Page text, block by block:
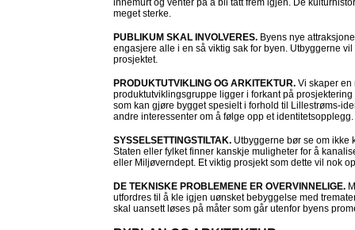
innemurt og venter på å bli tatt frem igjen. De
meget sterke.
PUBLIKUM SKAL INVOLVERES. Byens nye
engasjere alle i en så viktig sak for byen. Utbyggerne
prosjektet.
PRODUKTUTVIKLING OG ARKITEKTUR. Vi skaper
produktutviklingsgruppe ligger i forkant på
som kan gjøre bygget spesielt i forhold til Lillestrøms-
andre interessenter om å følge opp et identitetsopplegg.
SYSSELSETTINGSTILTAK. Utbyggerne bør se om ikke
Staten eller fylket finner kanskje muligheter for å
eller Miljøverndept. Et viktig prosjekt som dette vil nok
DE TEKNISKE PROBLEMENE ER OVERVINNELIGE.
utfordres til å kle igjen uønsket bebyggelse med
skal uansett løses på måter som går utenfor byens